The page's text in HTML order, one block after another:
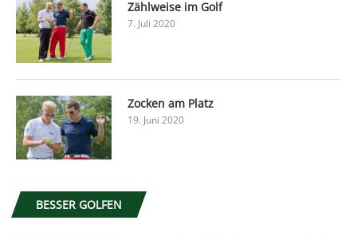
Zählweise im Golf
7. Juli 2020
Zocken am Platz
19. Juni 2020
BESSER GOLFEN